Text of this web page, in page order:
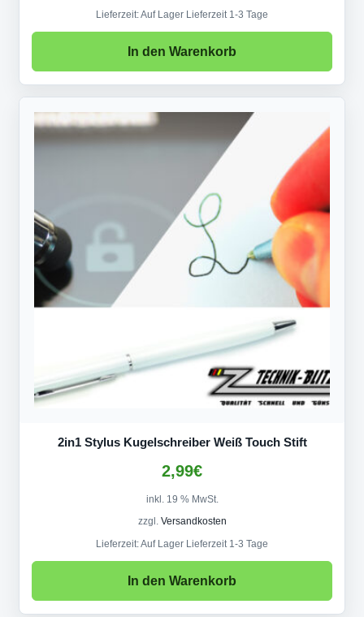
Lieferzeit:Auf Lager Lieferzeit 1-3 Tage
In den Warenkorb
2in1 Stylus Kugelschreiber Weiß Touch Stift
2,99€
inkl. 19 % MwSt.
zzgl. Versandkosten
Lieferzeit:Auf Lager Lieferzeit 1-3 Tage
In den Warenkorb